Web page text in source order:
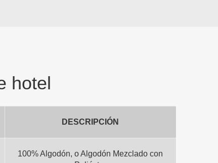
hotel
DESCRIPCIÓN
100% Algodón, o Algodón Mezclado con